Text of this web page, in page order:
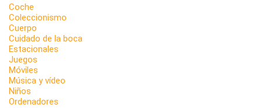
Coche
Coleccionismo
Cuerpo
Cuidado de la boca
Estacionales
Juegos
Móviles
Música y vídeo
Niños
Ordenadores